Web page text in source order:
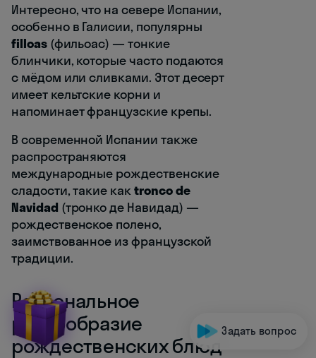
Интересно, что на севере Испании,
особенно в Галисии, популярны
filloas(фильоас) — тонкие
блинчики, которые часто подаются
с мёдом или сливками. Этот десерт
имеет кельтские корни и
напоминает французские крепы.
В современной Испании также
распространяются
международные рождественские
сладости, такие какtronco de
Navidad (тронко де Навидад) —
рождественское полено,
заимствованное из французской
традиции.
Региональное
разнообразие
рождественских блюд
Задать вопрос